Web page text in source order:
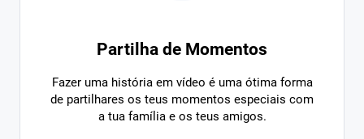
Partilha de Momentos
Fazer uma história em vídeo é uma ótima forma
de partilhares os teus momentos especiais com
a tua família e os teus amigos.